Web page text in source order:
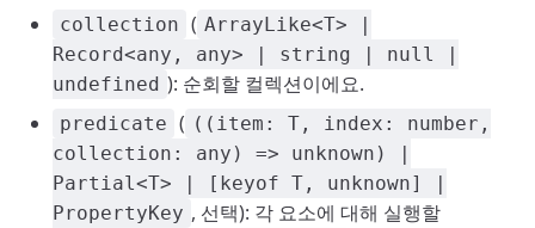
collection ( ArrayLike<T> |
Record<any, any> | string | null |
undefined ): 순회할 컬렉션이에요.
predicate ( ((item: T, index: number,
collection: any) => unknown) |
Partial<T> | [keyof T, unknown] |
PropertyKey , 선택): 각 요소에 대해 실행할